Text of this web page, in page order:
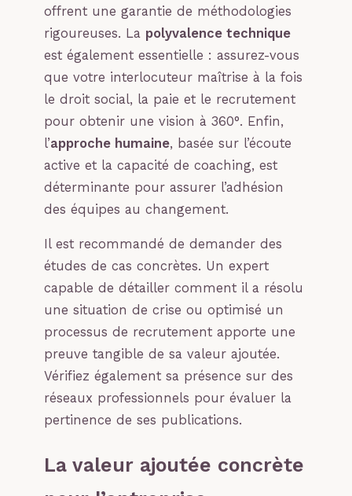
offrent une garantie de méthodologies
rigoureuses. La polyvalence technique
est également essentielle : assurez-vous
que votre interlocuteur maîtrise à la fois
le droit social, la paie et le recrutement
pour obtenir une vision à 360°. Enfin,
l’approche humaine, basée sur l’écoute
active et la capacité de coaching, est
déterminante pour assurer l’adhésion
des équipes au changement.
Il est recommandé de demander des
études de cas concrètes. Un expert
capable de détailler comment il a résolu
une situation de crise ou optimisé un
processus de recrutement apporte une
preuve tangible de sa valeur ajoutée.
Vérifiez également sa présence sur des
réseaux professionnels pour évaluer la
pertinence de ses publications.
La valeur ajoutée concrète